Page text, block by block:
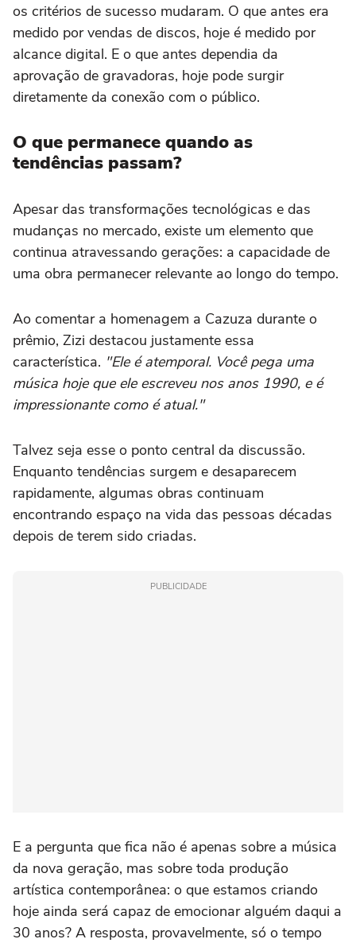
os critérios de sucesso mudaram. O que antes era
medido por vendas de discos, hoje é medido por
alcance digital. E o que antes dependia da
aprovação de gravadoras, hoje pode surgir
diretamente da conexão com o público.
O que permanece quando as
tendências passam?
Apesar das transformações tecnológicas e das
mudanças no mercado, existe um elemento que
continua atravessando gerações: a capacidade de
uma obra permanecer relevante ao longo do tempo.
Ao comentar a homenagem a Cazuza durante o
prêmio, Zizi destacou justamente essa
característica. "Ele é atemporal. Você pega uma
música hoje que ele escreveu nos anos 1990, e é
impressionante como é atual."
Talvez seja esse o ponto central da discussão.
Enquanto tendências surgem e desaparecem
rapidamente, algumas obras continuam
encontrando espaço na vida das pessoas décadas
depois de terem sido criadas.
PUBLICIDADE
E a pergunta que fica não é apenas sobre a música
da nova geração, mas sobre toda produção
artística contemporânea: o que estamos criando
hoje ainda será capaz de emocionar alguém daqui a
30 anos? A resposta, provavelmente, só o tempo